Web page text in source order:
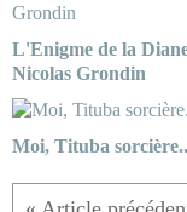
L'Enigme de la
Nicolas Grondin
Moi, Tituba